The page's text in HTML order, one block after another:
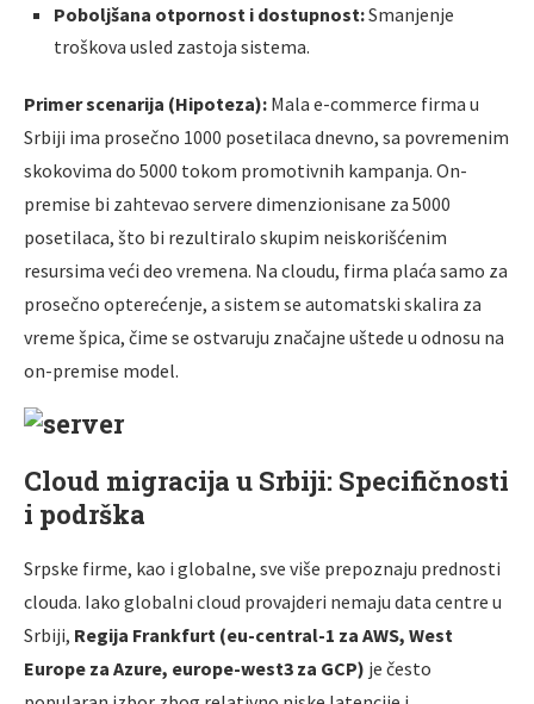
Poboljšana otpornost i dostupnost:Smanjenje
troškova usled zastoja sistema.
Primer scenarija (Hipoteza): Mala e-commerce firma u
Srbiji ima prosečno 1000 posetilaca dnevno, sa povremenim
skokovima do 5000 tokom promotivnih kampanja. On-
premise bi zahtevao servere dimenzionisane za 5000
posetilaca, što bi rezultiralo skupim neiskorišćenim
resursima veći deo vremena. Na cloudu, firma plaća samo za
prosečno opterećenje, a sistem se automatski skalira za
vreme špica, čime se ostvaruju značajne uštede u odnosu na
on-premise model.
Cloud migracija u Srbiji: Specifičnosti
i podrška
Srpske firme, kao i globalne, sve više prepoznaju prednosti
clouda. Iako globalni cloud provajderi nemaju data centre u
Srbiji, Regija Frankfurt (eu-central-1 za AWS, West
Europe za Azure, europe-west3 za GCP) je često